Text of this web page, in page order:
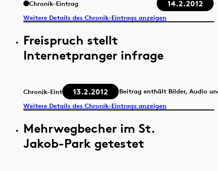
Chronik-Eintrag 14.2.2012
Weitere Details des Chronik-Eintrags anzeigen
Freispruch stellt
Internetpranger infrage
Chronik-Eintrag 13.2.2012
Beitrag enthält Bilder, Audio
Weitere Details des Chronik-Eintrags anzeigen
Mehrwegbecher im St.
Jakob-Park getestet